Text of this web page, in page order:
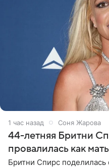
1 час назад Соня Жарова
44-летняя Бритни
провалилась как мать
Бритни Спирс поделилась